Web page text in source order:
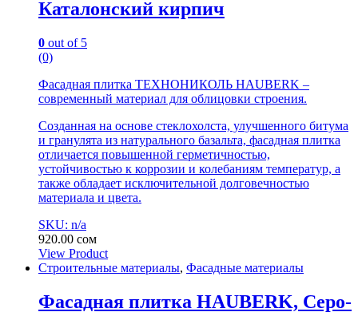
Каталонский кирпич
0 out of 5
(0)
Фасадная плитка ТЕХНОНИКОЛЬ HAUBERK –
современный материал для облицовки строения.
Созданная на основе стеклохолста, улучшенного битума
и гранулята из натурального базальта, фасадная плитка
отличается повышенной герметичностью,
устойчивостью к коррозии и колебаниям температур, а
также обладает исключительной долговечностью
материала и цвета.
SKU: n/a
920.00 сом
View Product
Строительные материалы, Фасадные материалы
Фасадная плитка HAUBERK, Серо-